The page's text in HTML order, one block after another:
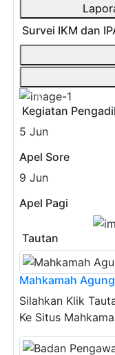
Survei IKM dan
Previous
Kegiatan
5 Jun
Apel Sore
9 Jun
Apel Pagi
Tautan
Mahkamah Agung
Silahkan Klik
Ke Situs